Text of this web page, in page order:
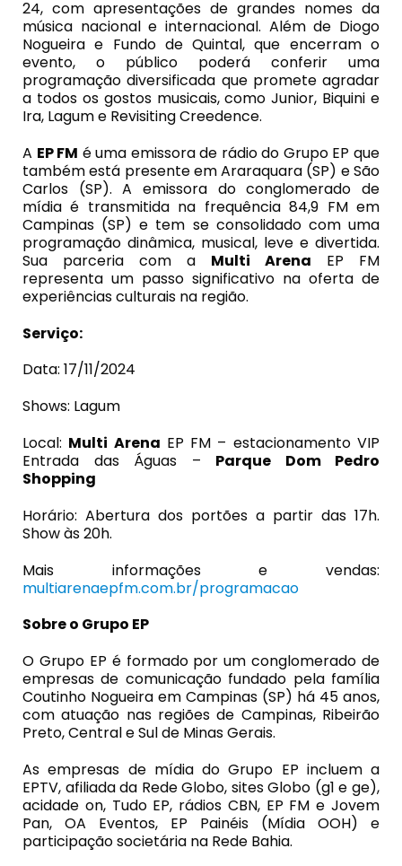
24, com apresentações de grandes nomes da
música nacional e internacional. Além de Diogo
Nogueira e Fundo de Quintal, que encerram o
evento, o público poderá conferir uma
programação diversificada que promete agradar
a todos os gostos musicais, como Junior, Biquini e
Ira, Lagum e Revisiting Creedence.
A EP FM é uma emissora de rádio do Grupo EP que
também está presente em Araraquara (SP) e São
Carlos (SP). A emissora do conglomerado de
mídia é transmitida na frequência 84,9 FM em
Campinas (SP) e tem se consolidado com uma
programação dinâmica, musical, leve e divertida.
Sua parceria com a Multi Arena EP FM
representa um passo significativo na oferta de
experiências culturais na região.
Serviço:
Data: 17/11/2024
Shows: Lagum
Local: Multi Arena EP FM – estacionamento VIP
Entrada das Águas – Parque Dom Pedro
Shopping
Horário: Abertura dos portões a partir das 17h.
Show às 20h.
Mais informações e vendas:
multiarenaepfm.com.br/programacao
Sobre o Grupo EP
O Grupo EP é formado por um conglomerado de
empresas de comunicação fundado pela família
Coutinho Nogueira em Campinas (SP) há 45 anos,
com atuação nas regiões de Campinas, Ribeirão
Preto, Central e Sul de Minas Gerais.
As empresas de mídia do Grupo EP incluem a
EPTV, afiliada da Rede Globo, sites Globo (g1 e ge),
acidade on, Tudo EP, rádios CBN, EP FM e Jovem
Pan, OA Eventos, EP Painéis (Mídia OOH) e
participação societária na Rede Bahia.